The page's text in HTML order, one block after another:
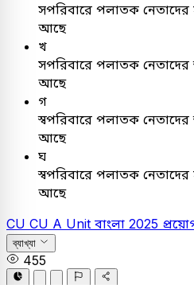
সপরিবারে পলাতক নেতাদের
আছে
খ
সপরিবারে পলাতক নেতাদের
আছে
গ
স্বপরিবারে পলাতক নেতাদের
আছে
ঘ
স্বপরিবারে পলাতক
আছে
CU CU A Unit বাংলা 2025
ব্যাখ্যা
455